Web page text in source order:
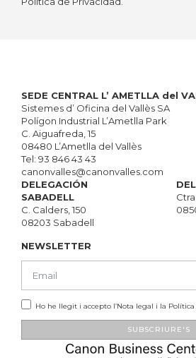
SEDE CENTRAL L’ AMETLLA del
Sistemes d’ Oficina del Vallès SA
Polígon Industrial L’Ametlla Park
C. Aiguafreda, 15
08480 L’Ametlla del Vallès
Tel: 93 846 43 43
canonvalles@canonvalles.com
DELEGACIÓN
SABADELL
C. Calders, 150
08203 Sabadell
NEWSLETTER
Ho he llegit i accepto l’Nota legal i la
SUBSCRIURE'S
Alternative: